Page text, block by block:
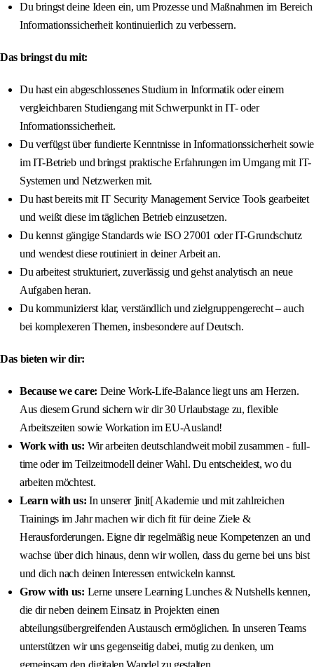
Du bringst deine Ideen ein, um Prozesse und Maßnahmen im Bereich
Informationssicherheit kontinuierlich zu verbessern.
Das bringst du mit:
Du hast ein abgeschlossenes Studium in Informatik oder einem
vergleichbaren Studiengang mit Schwerpunkt in IT- oder
Informationssicherheit.
Du verfügst über fundierte Kenntnisse in Informationssicherheit sowie
im IT-Betrieb und bringst praktische Erfahrungen im Umgang mit IT-
Systemen und Netzwerken mit.
Du hast bereits mit IT Security Management Service Tools gearbeitet
und weißt diese im täglichen Betrieb einzusetzen.
Du kennst gängige Standards wie ISO 27001 oder IT-Grundschutz
und wendest diese routiniert in deiner Arbeit an.
Du arbeitest strukturiert, zuverlässig und gehst analytisch an neue
Aufgaben heran.
Du kommunizierst klar, verständlich und zielgruppengerecht – auch
bei komplexeren Themen, insbesondere auf Deutsch.
Das bieten wir dir:
Because we care: Deine Work-Life-Balance liegt uns am Herzen.
Aus diesem Grund sichern wir dir 30 Urlaubstage zu, flexible
Arbeitszeiten sowie Workation im EU-Ausland!
Work with us: Wir arbeiten deutschlandweit mobil zusammen - full-
time oder im Teilzeitmodell deiner Wahl. Du entscheidest, wo du
arbeiten möchtest.
Learn with us: In unserer ]init[ Akademie und mit zahlreichen
Trainings im Jahr machen wir dich fit für deine Ziele &
Herausforderungen. Eigne dir regelmäßig neue Kompetenzen an und
wachse über dich hinaus, denn wir wollen, dass du gerne bei uns bist
und dich nach deinen Interessen entwickeln kannst.
Grow with us: Lerne unsere Learning Lunches & Nutshells kennen,
die dir neben deinem Einsatz in Projekten einen
abteilungsübergreifenden Austausch ermöglichen. In unseren Teams
unterstützen wir uns gegenseitig dabei, mutig zu denken, um